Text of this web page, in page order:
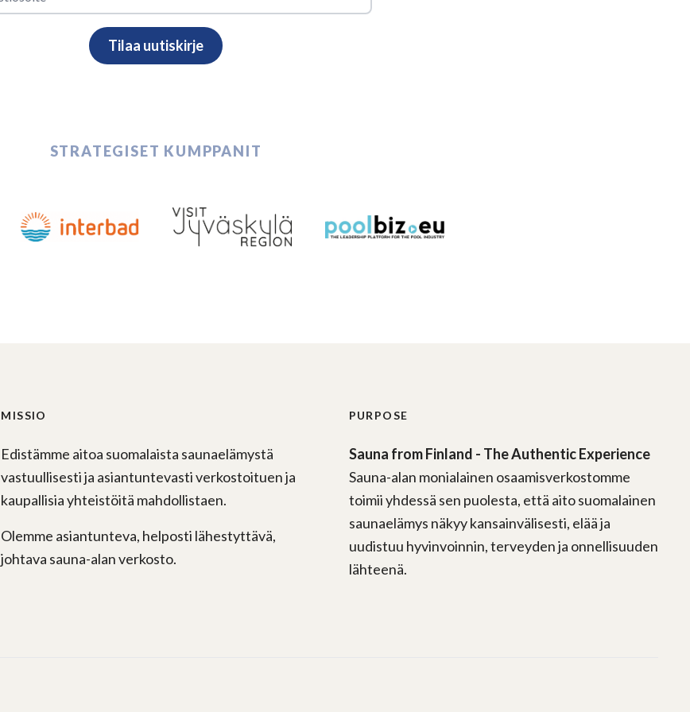
STRATEGISET KUMPPANIT
MISSIO
Edistämme aitoa suomalaista saunaelämystä
vastuullisesti ja asiantuntevasti verkostoituen ja
kaupallisia yhteistöitä mahdollistaen.
Olemme asiantunteva, helposti lähestyttävä,
johtava sauna-alan verkosto.
PURPOSE
Sauna from Finland - The Authentic Experience
Sauna-alan monialainen osaamisverkostomme
toimii yhdessä sen puolesta, että aito suomalainen
saunaelämys näkyy kansainvälisesti, elää ja
uudistuu hyvinvoinnin, terveyden ja onnellisuuden
lähteenä.